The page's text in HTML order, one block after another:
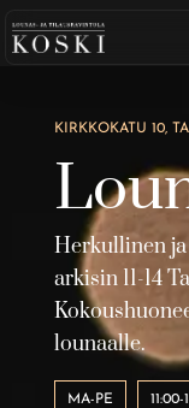
KIRKKOKATU 10,
Herkullinen
arkisin 11-14
lounaalle.
MA-PE 11:00-